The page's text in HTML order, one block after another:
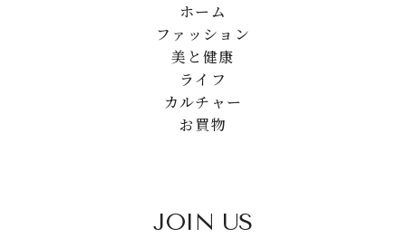
ホーム
ファッション
美と健康
ライフ
カルチャー
お買物
JOIN US